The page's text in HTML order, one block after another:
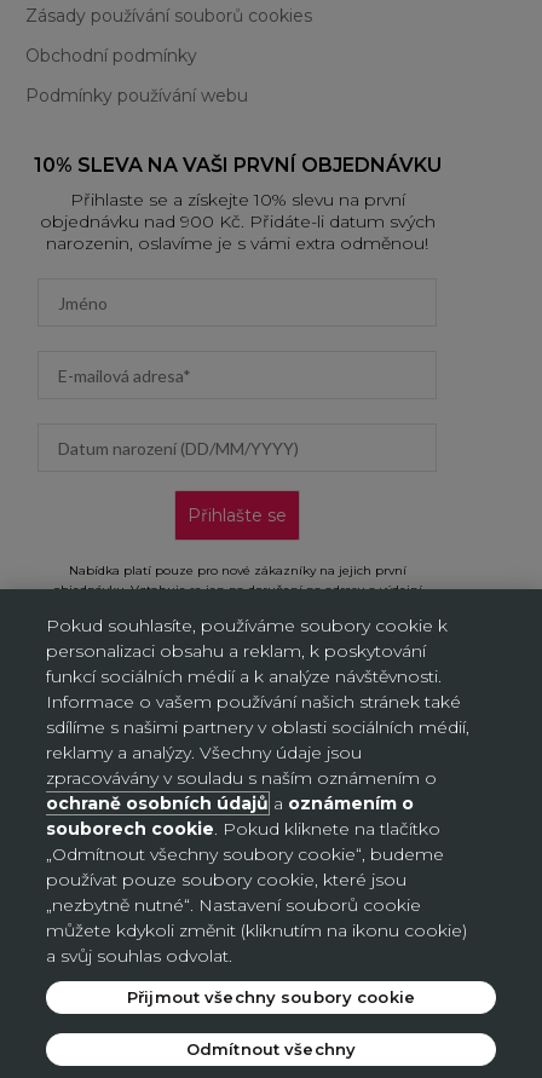
Zásady používání souborů cookies
Obchodní podmínky
Podmínky používání webu
10% SLEVA NA VAŠI PRVNÍ OBJEDNÁVKU
Přihlaste se a získejte 10% slevu na první
objednávku nad 900 Kč. Přidáte-li datum svých
narozenin, oslavíme je s vámi extra odměnou!
Přihlašte se
Nabídka platí pouze pro nové zákazníky na jejich první
objednávku. Vztahuje se jen na doručení na adresu a výdejní
„Přihlásit se“ potvrzujete, že jste si přečetli Oznámení o ochraně
osobních údajů a souhlasíte s ním.
Nastavení souborů cookie
Česko (CZK Kč)
Země
Bosna a Hercegovina (BAM КМ)
Česko (CZK Kč)
Německo (EUR €)
Pokud souhlasíte, používáme soubory cookie k
personalizaci obsahu a reklam, k poskytování
funkcí sociálních médií a k analýze návštěvnosti.
Informace o vašem používání našich stránek také
sdílíme s našimi partnery v oblasti sociálních médií,
reklamy a analýzy. Všechny údaje jsou
zpracovávány v souladu s naším oznámením o
ochraně osobních údajů a oznámením o
souborech cookie. Pokud kliknete na tlačítko
„Odmítnout všechny soubory cookie“, budeme
používat pouze soubory cookie, které jsou
„nezbytně nutné“. Nastavení souborů cookie
můžete kdykoli změnit (kliknutím na ikonu cookie)
a svůj souhlas odvolat.
Odmítnout všechny
Přijmout všechny soubory cookie